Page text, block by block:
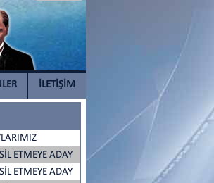
İLETİŞİM
ETMEYE ADAY
ETMEYE ADAY